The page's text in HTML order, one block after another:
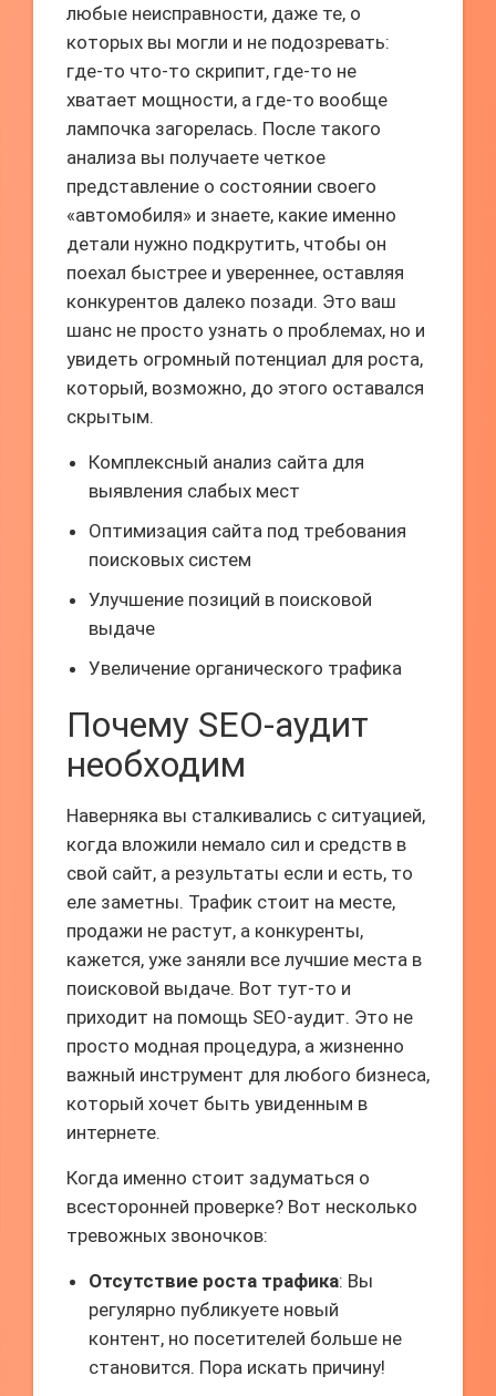
любые неисправности, даже те, о
которых вы могли и не подозревать:
где-то что-то скрипит, где-то не
хватает мощности, а где-то вообще
лампочка загорелась. После такого
анализа вы получаете четкое
представление о состоянии своего
«автомобиля» и знаете, какие именно
детали нужно подкрутить, чтобы он
поехал быстрее и увереннее, оставляя
конкурентов далеко позади. Это ваш
шанс не просто узнать о проблемах, но и
увидеть огромный потенциал для роста,
который, возможно, до этого оставался
скрытым.
Комплексный анализ сайта для
выявления слабых мест
Оптимизация сайта под требования
поисковых систем
Улучшение позиций в поисковой
выдаче
Увеличение органического трафика
Почему SEO-аудит
необходим
Наверняка вы сталкивались с ситуацией,
когда вложили немало сил и средств в
свой сайт, а результаты если и есть, то
еле заметны. Трафик стоит на месте,
продажи не растут, а конкуренты,
кажется, уже заняли все лучшие места в
поисковой выдаче. Вот тут-то и
приходит на помощь SEO-аудит. Это не
просто модная процедура, а жизненно
важный инструмент для любого бизнеса,
который хочет быть увиденным в
интернете.
Когда именно стоит задуматься о
всесторонней проверке? Вот несколько
тревожных звоночков:
Отсутствие роста трафика: Вы
регулярно публикуете новый
контент, но посетителей больше не
становится. Пора искать причину!